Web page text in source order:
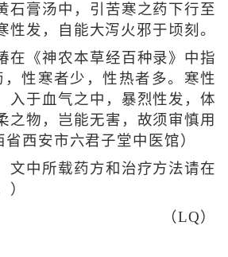
石膏汤中，引苦寒之药下行至
性发，自能大泻火邪于顷刻。
《神农本草经百种录》中指
，性寒者少，性热者多。寒性
入于血气之中，暴烈性发，体
之物，岂能无害，故须审慎用
西安市六君子堂中医馆）
中所载药方和治疗方法请在
）
（LQ）